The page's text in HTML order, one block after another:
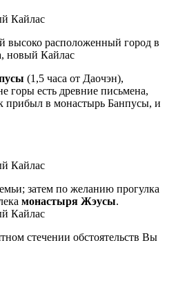
высоко расположенный город в
(1,5 часа от Даочэн),
горы есть древние письмена,
прибыл в монастырь Банпусы, и
затем по желанию прогулка
монастыря Жэусы.
стечении обстоятельств Вы